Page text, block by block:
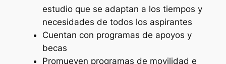
estudio que se adaptan a los tiempos y
necesidades de todos los aspirantes
Cuentan con programas de apoyos y
becas
Promueven programas de movilidad e